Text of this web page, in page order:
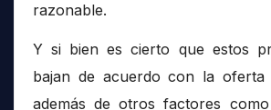
razonable.
Y si bien es cierto que estos
bajan de acuerdo con la oferta
además de otros factores